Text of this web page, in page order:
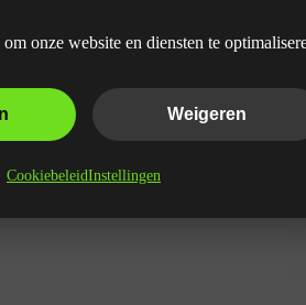
onze website en diensten te
Weigeren
CookiebeleidInstellingen